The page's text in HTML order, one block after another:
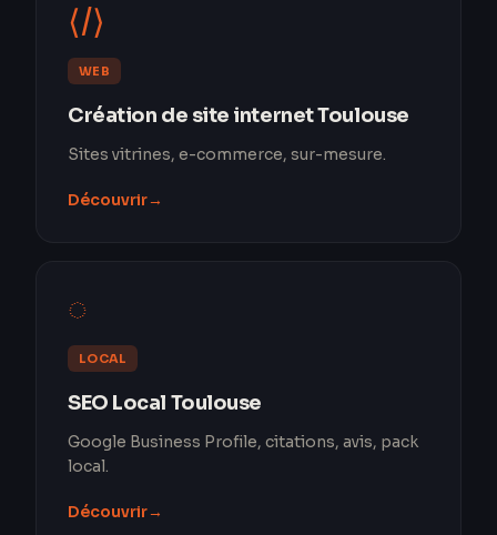
⟨/⟩
WEB
Création de site internet Toulouse
Sites vitrines, e-commerce, sur-mesure.
Découvrir→
◌
LOCAL
SEO Local Toulouse
Google Business Profile, citations, avis, pack
local.
Découvrir→